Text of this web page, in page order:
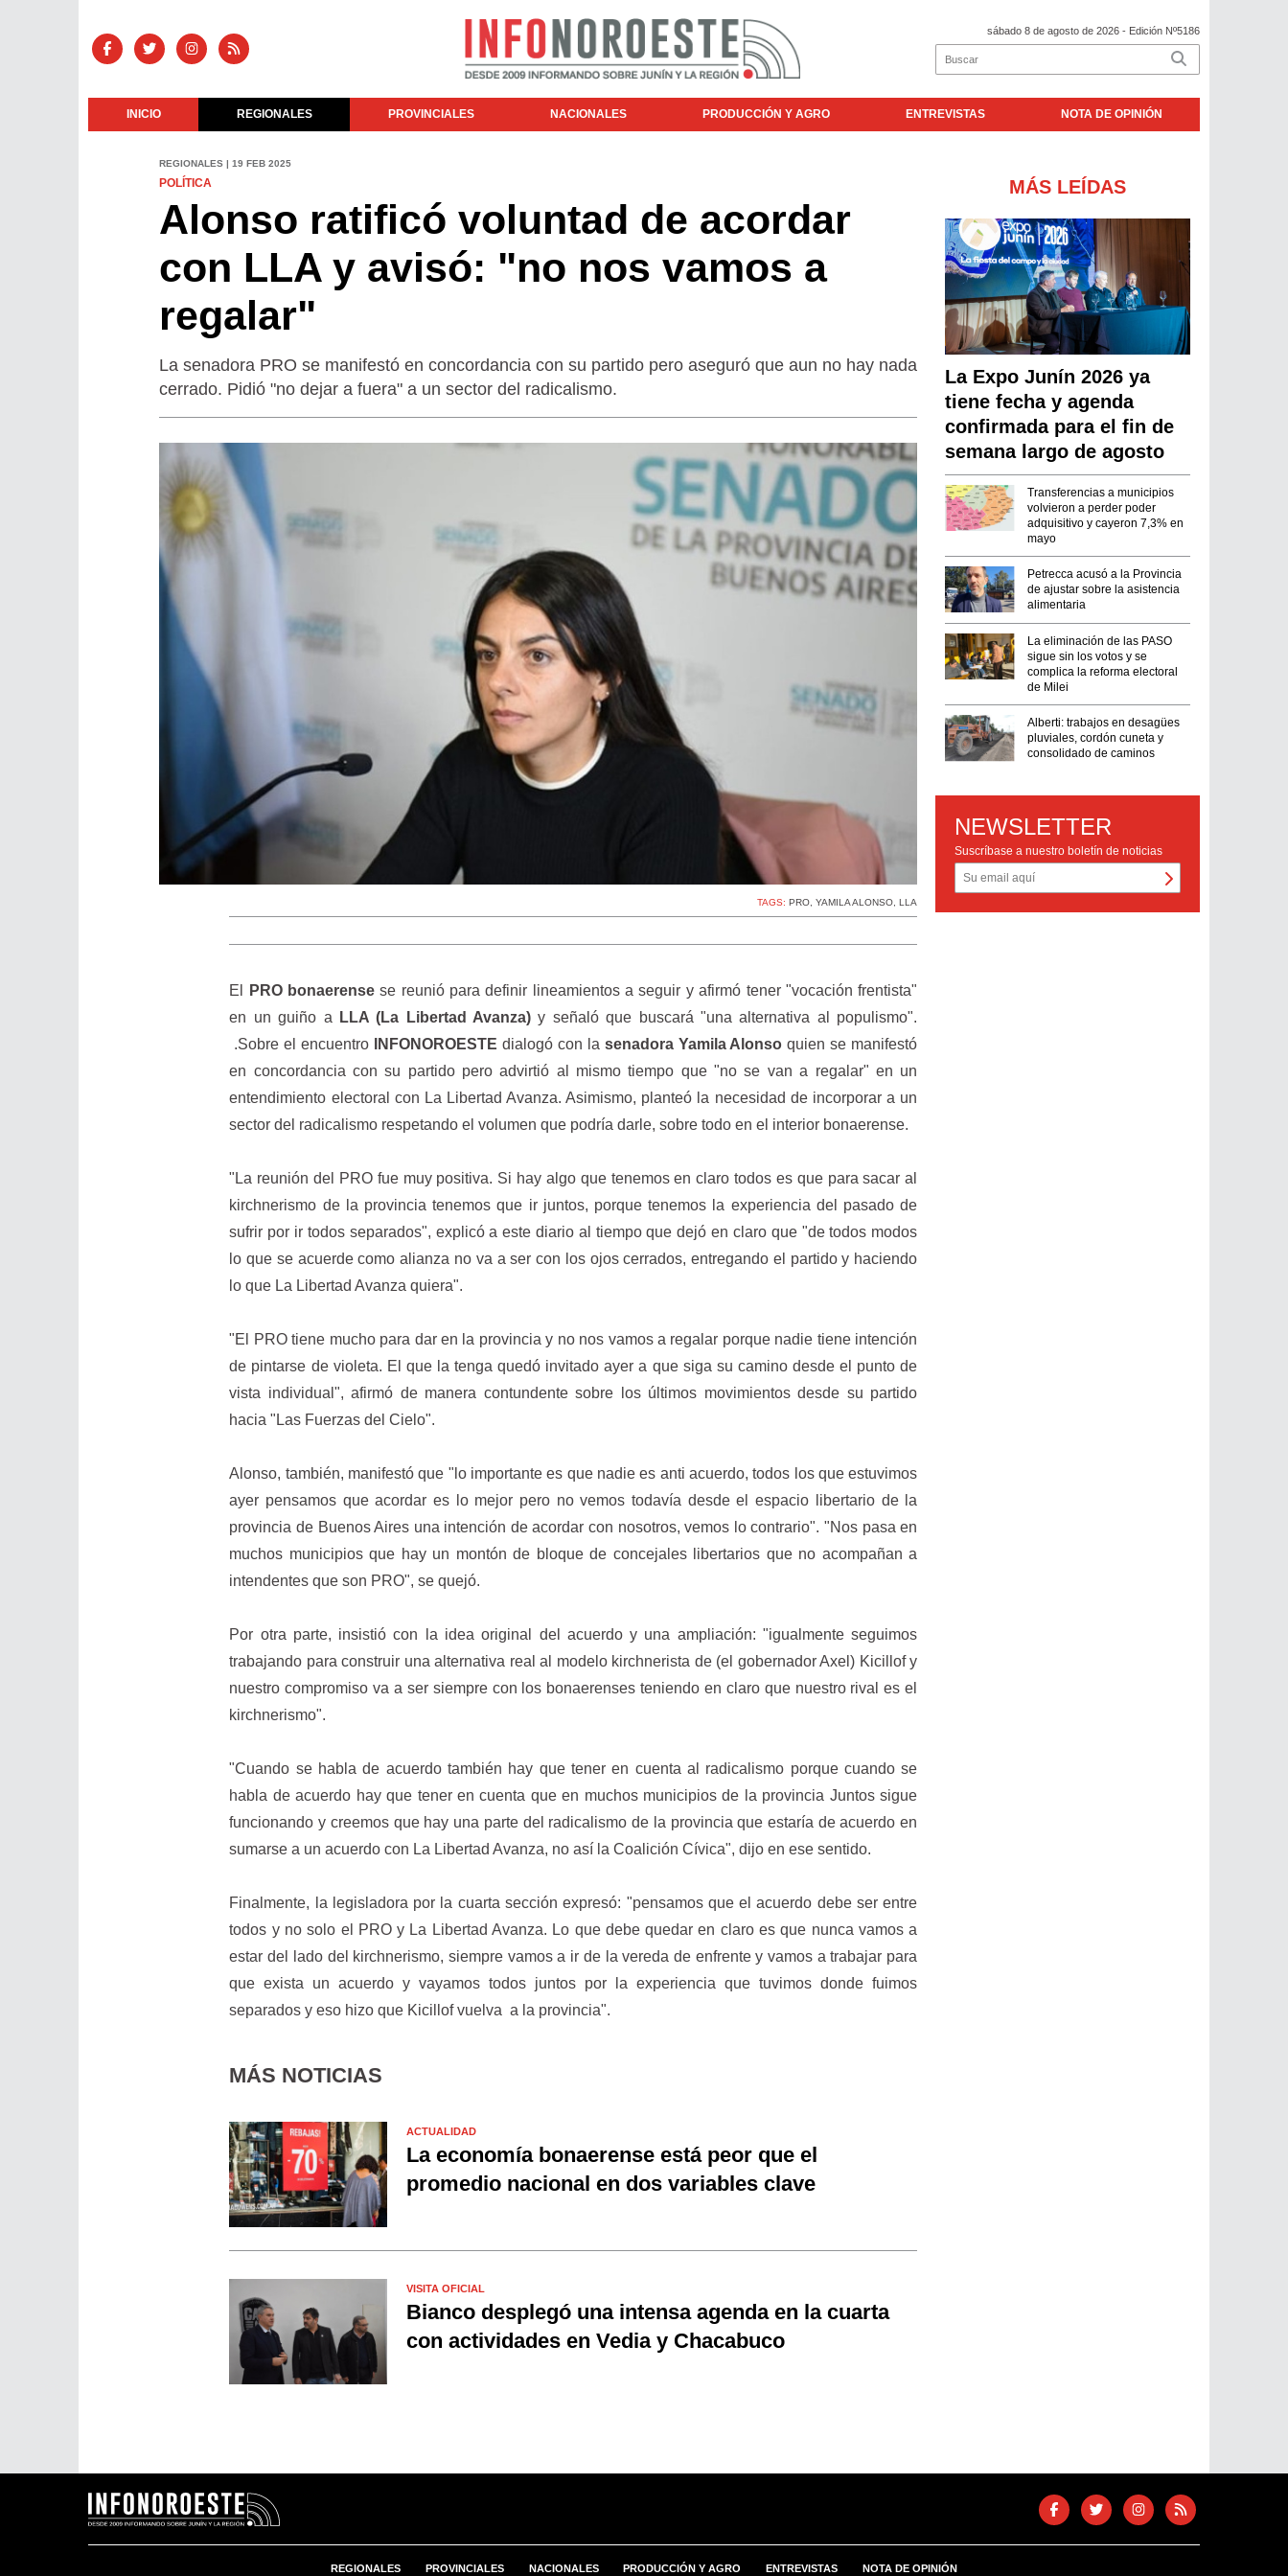
sábado 8 de agosto de 2026 - Edición Nº5186
INICIO REGIONALES PROVINCIALES NACIONALES PRODUCCIÓN Y AGRO ENTREVISTAS NOTA DE OPINIÓN
REGIONALES | 19 FEB 2025
POLÍTICA
Alonso ratificó voluntad de acordar
con LLA y avisó: "no nos vamos a
regalar"
La senadora PRO se manifestó en concordancia con su partido pero aseguró que aun no hay nada
cerrado. Pidió "no dejar a fuera" a un sector del radicalismo.
TAGS:PRO ,YAMILA ALONSO ,LLA
El PRO bonaerense se reunió para definir lineamientos a seguir y afirmó tener "vocación frentista"
en un guiño a
LLA (La Libertad Avanza)y señaló que buscará "una alternativa al populismo".
.Sobre el encuentro
INFONOROESTE dialogó con la senadora Yamila Alonso quien se manifestó
en concordancia con su partido pero advirtió al mismo tiempo que "no se van a regalar" en un
entendimiento electoral con La Libertad Avanza. Asimismo, planteó la necesidad de incorporar a un
sector del radicalismo respetando el volumen que podría darle, sobre todo en el interior bonaerense.
"La reunión del PRO fue muy positiva. Si hay algo que tenemos en claro todos es que para sacar al
kirchnerismo de la provincia tenemos que ir juntos, porque tenemos la experiencia del pasado de
sufrir por ir todos separados", explicó a este diario al tiempo que dejó en claro que "de todos modos
lo que se acuerde como alianza no va a ser con los ojos cerrados, entregando el partido y haciendo
lo que La Libertad Avanza quiera".
"El PRO tiene mucho para dar en la provincia y no nos vamos a regalar porque nadie tiene intención
de pintarse de violeta. El que la tenga quedó invitado ayer a que siga su camino desde el punto de
vista individual", afirmó de manera contundente sobre los últimos movimientos desde su partido
hacia "Las Fuerzas del Cielo".
Alonso, también, manifestó que "lo importante es que nadie es anti acuerdo, todos los que estuvimos
ayer pensamos que acordar es lo mejor pero no vemos todavía desde el espacio libertario de la
provincia de Buenos Aires una intención de acordar con nosotros, vemos lo contrario". "Nos pasa en
muchos municipios que hay un montón de bloque de concejales libertarios que no acompañan a
intendentes que son PRO", se quejó.
Por otra parte, insistió con la idea original del acuerdo y una ampliación: "igualmente seguimos
trabajando para construir una alternativa real al modelo kirchnerista de (el gobernador Axel) Kicillof y
nuestro compromiso va a ser siempre con los bonaerenses teniendo en claro que nuestro rival es el
kirchnerismo".
"Cuando se habla de acuerdo también hay que tener en cuenta al radicalismo porque cuando se
habla de acuerdo hay que tener en cuenta que en muchos municipios de la provincia Juntos sigue
funcionando y creemos que hay una parte del radicalismo de la provincia que estaría de acuerdo en
sumarse a un acuerdo con La Libertad Avanza, no así la Coalición Cívica", dijo en ese sentido.
Finalmente, la legisladora por la cuarta sección expresó: "pensamos que el acuerdo debe ser entre
todos y no solo el PRO y La Libertad Avanza. Lo que debe quedar en claro es que nunca vamos a
estar del lado del kirchnerismo, siempre vamos a ir de la vereda de enfrente y vamos a trabajar para
que exista un acuerdo y vayamos todos juntos por la experiencia que tuvimos donde fuimos
separados y eso hizo que Kicillof vuelva a la provincia".
MÁS NOTICIAS
ACTUALIDAD
La economía bonaerense está peor que el
promedio nacional en dos variables clave
VISITA OFICIAL
Bianco desplegó una intensa agenda en la cuarta
con actividades en Vedia y Chacabuco
MÁS LEÍDAS
La Expo Junín 2026 ya
tiene fecha y agenda
confirmada para el fin de
semana largo de agosto
Transferencias a municipios
volvieron a perder poder
adquisitivo y cayeron 7,3% en
mayo
Petrecca acusó a la Provincia
de ajustar sobre la asistencia
alimentaria
La eliminación de las PASO
sigue sin los votos y se
complica la reforma electoral
de Milei
Alberti: trabajos en desagües
pluviales, cordón cuneta y
consolidado de caminos
NEWSLETTER
Suscríbase a nuestro boletín de noticias
REGIONALES PROVINCIALES NACIONALES PRODUCCIÓN Y AGRO ENTREVISTAS NOTA DE OPINIÓN